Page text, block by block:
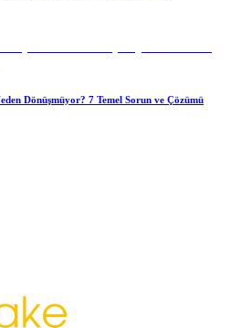
Dönüşmüyor? 7 Temel Sorun ve Çözümü